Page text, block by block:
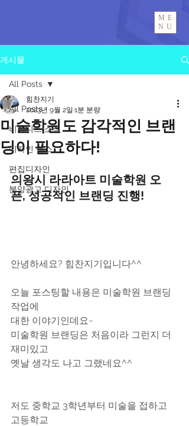
ME
NU
게시물
All Posts
비지니스 소식
디자인 뉴스
편집디자인
분양광고 디자인
All Posts
미술학원도 감각적인 브랜
딩이 필요하다!
힘찬지기
2023년 9월 2일 1분 분량
의왕시 라라아트 미술학원 오
픈, 성공적인 브랜딩 진행!
안녕하세요? 힘찬지기입니다^^
오늘 포스팅할 내용은 미술학원 브랜딩
작업에
대한 이야기인데요~
미술학원 브랜딩은 처음이라 그런지 더
재미있고
옛날 생각도 나고 그랬네요^^
저도 중학교 3학년부터 미술을 접하고
고등학교